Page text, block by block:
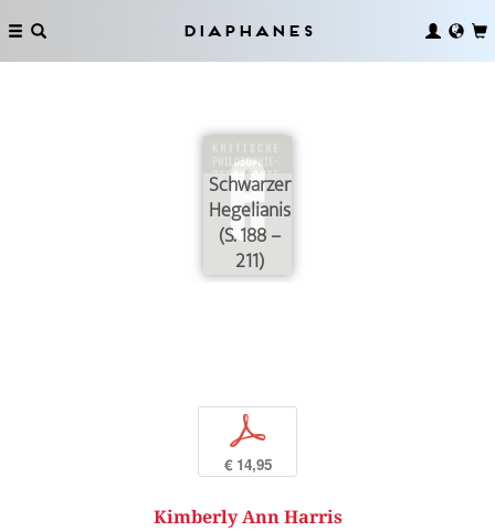
Diaphanes
Schwarzer
Hegelianismus
(S. 188 –
211)
p
€ 14,95
Kimberly Ann Harris